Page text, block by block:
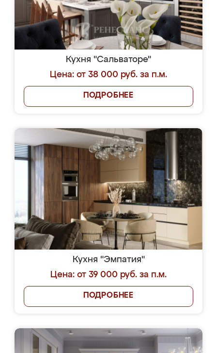
Кухня "Сальваторе"
Цена: от 38 000 руб. за п.м.
ПОДРОБНЕЕ
Кухня "Эмпатия"
Цена: от 39 000 руб. за п.м.
ПОДРОБНЕЕ